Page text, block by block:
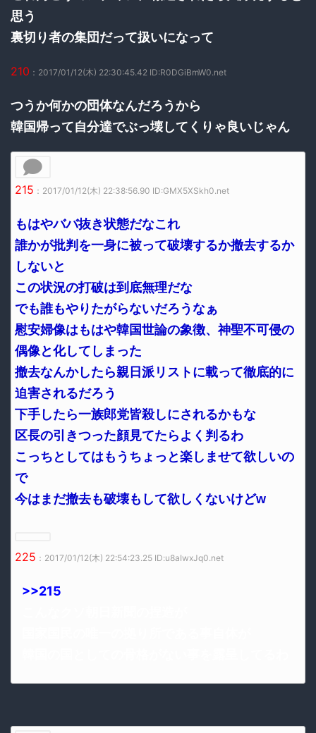
思う
裏切り者の集団だって扱いになって
210 ：2017/01/12(木) 22:30:45.42 ID:R0DGiBmW0.net
つうか何かの団体なんだろうから
韓国帰って自分達でぶっ壊してくりゃ良いじゃん
215 ：2017/01/12(木) 22:38:56.90 ID:GMX5XSkh0.net
もはやババ抜き状態だなこれ
誰かが批判を一身に被って破壊するか撤去するか
しないと
この状況の打破は到底無理だな
でも誰もやりたがらないだろうなぁ
慰安婦像はもはや韓国世論の象徴、神聖不可侵の
偶像と化してしまった
撤去なんかしたら親日派リストに載って徹底的に
迫害されるだろう
下手したら一族郎党皆殺しにされるかもな
区長の引きつった顔見てたらよく判るわ
こっちとしてはもうちょっと楽しませて欲しいの
で
今はまだ撤去も破壊もして欲しくないけどw
225 ：2017/01/12(木) 22:54:23.25 ID:u8aIwxJq0.net
>>215